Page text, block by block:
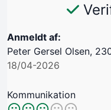
Anmeldt af:
Peter Gersel Olsen,
18/04-2026
Kommunikation